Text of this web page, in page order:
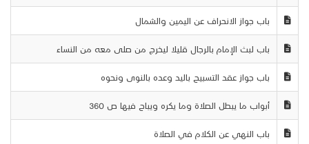
باب جواز الانحراف عن اليمين والشمال
باب لبث الإمام بالرجال قليلا ليخرج من صلى معه من النساء
باب جواز عقد التسبيح باليد وعده بالنوى ونحوه
أبواب ما يبطل الصلاة وما يكره ويباح فيها ص 360
باب النهي عن الكلام في الصلاة